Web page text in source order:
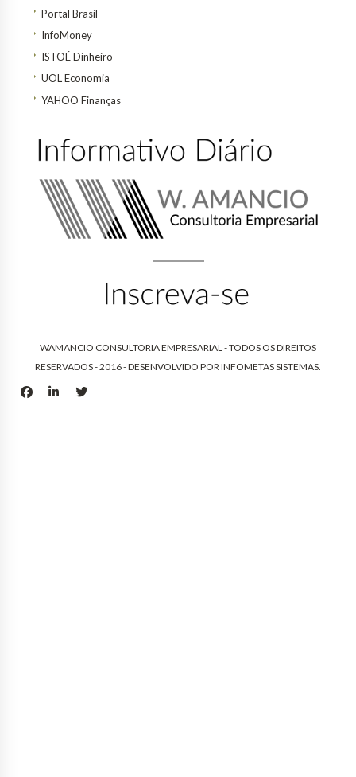
Portal Brasil
InfoMoney
ISTOÉ Dinheiro
UOL Economia
YAHOO Finanças
WAMANCIO CONSULTORIA EMPRESARIAL - TODOS OS DIREITOS
RESERVADOS - 2016 - DESENVOLVIDO POR INFOMETAS SISTEMAS